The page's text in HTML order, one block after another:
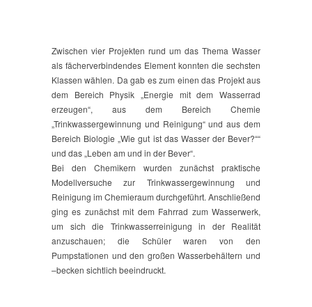
Zwischen vier Projekten rund um das Thema Wasser
als fächerverbindendes Element konnten die sechsten
Klassen wählen. Da gab es zum einen das Projekt aus
dem Bereich Physik „Energie mit dem Wasserrad
erzeugen“, aus dem Bereich Chemie
„Trinkwassergewinnung und Reinigung“ und aus dem
Bereich Biologie „Wie gut ist das Wasser der Bever?““
und das „Leben am und in der Bever“.
Bei den Chemikern wurden zunächst praktische
Modellversuche zur Trinkwassergewinnung und
Reinigung im Chemieraum durchgeführt. Anschließend
ging es zunächst mit dem Fahrrad zum Wasserwerk,
um sich die Trinkwasserreinigung in der Realität
anzuschauen; die Schüler waren von den
Pumpstationen und den großen Wasserbehältern und
–becken sichtlich beeindruckt.